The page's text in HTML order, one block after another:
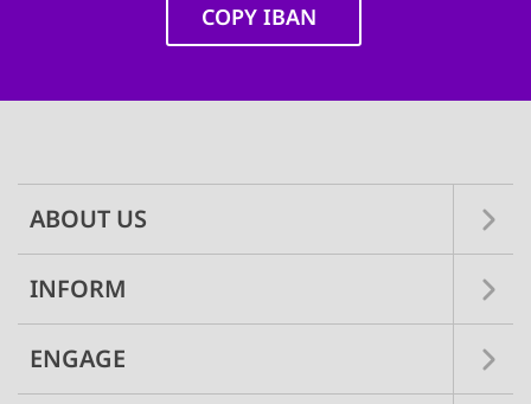
COPY IBAN
ABOUT US
INFORM
ENGAGE